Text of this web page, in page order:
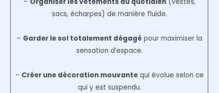
sacs, écharpes) de manière fluide.
– Garder le sol totalement dégagépour maximiser la
sensation d’espace.
– Créer une décoration mouvantequi évolue selon ce
qui y est suspendu.